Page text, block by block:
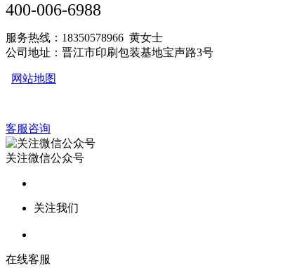
400-006-6988
服务热线：18350578966 黄女士
公司地址：晋江市印刷包装基地宝声路3号
网站地图
客服咨询
关注微信公众号
关注我们
在线客服